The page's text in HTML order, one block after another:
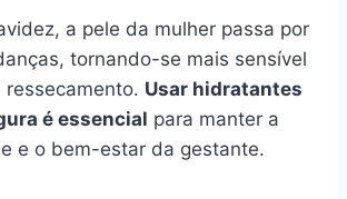
a pele da mulher passa por
tornando-se mais sensível
ressecamento. Usar hidratantes
é essencial para manter a
e o bem-estar da gestante.